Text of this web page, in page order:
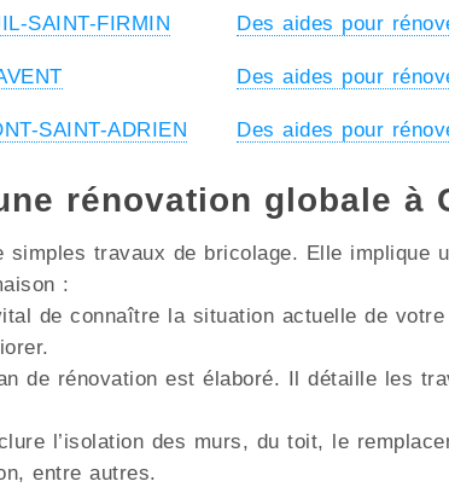
SAINT-FIRMIN Des aides pour
Des aides pour
SAINT-ADRIEN Des aides pour
rénovation globale à
travaux de bricolage. Elle implique
:
de connaître la situation actuelle de
de rénovation est élaboré. Il détaille les
l’isolation des murs, du toit, le
entre autres.